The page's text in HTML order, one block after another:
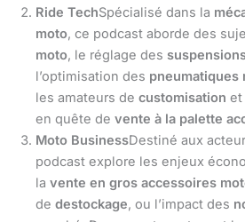
Ride TechSpécialisé dans la
moto, ce podcast aborde des
moto, le réglage des
l’optimisation des pneumatiques
les amateurs de customisation et
en quête de vente à la palette
Moto BusinessDestiné aux
podcast explore les enjeux
la vente en gros accessoires
de destockage, ou l’impact des